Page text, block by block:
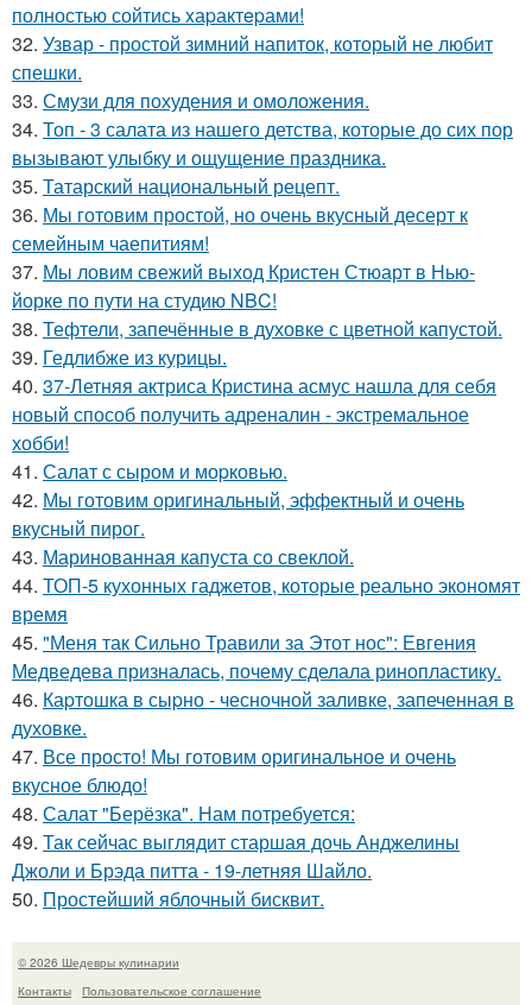
полностью сойтись xаpактepами!
32. Узвар - простой зимний напиток, который не любит
спешки.
33. Смузи для похудения и омоложения.
34. Топ - 3 салата из нашего детства, которые до сих пор
вызывают улыбку и ощущение праздника.
35. Татарский национальный рецепт.
36. Мы готовим простой, но очень вкусный десерт к
семейным чаепитиям!
37. Мы ловим свежий выход Кристен Стюарт в Нью-
йорке по пути на студию NBC!
38. Тефтели, запечённые в духовке с цветной капустой.
39. Гедлибже из курицы.
40. 37-Летняя актриса Кристина асмус нашла для себя
новый способ получить адреналин - экстремальное
хобби!
41. Салат с сыром и моpковью.
42. Мы готовим оригинальный, эффектный и очень
вкусный пирог.
43. Маринованная капуста со свеклой.
44. ТОП-5 кухонных гаджетов, которые реально экономят
время
45. "Меня так Сильно Травили за Этот нос": Евгения
Медведева призналась, почему сделала ринопластику.
46. Каpтошка в сыpно - чесночной заливке, запеченная в
духовке.
47. Все просто! Мы готовим оригинальное и очень
вкусное блюдо!
48. Салат "Берёзка". Нам потребуется:
49. Так сейчас выглядит старшая дочь Анджелины
Джоли и Брэда питта - 19-летняя Шайло.
50. Простейший яблочный бисквит.
© 2026 Шедевры кулинарии
Контакты
Пользовательское соглашение